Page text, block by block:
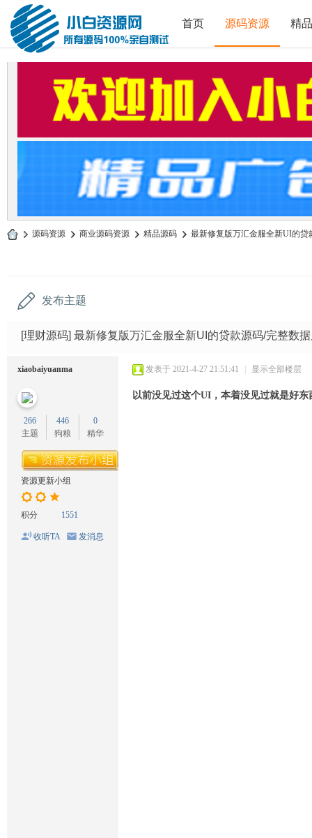
首页 源码资源 精
» 源码资源 › 商业源码资源 › 精品源码 › 最新修复版万汇金服全新UI的贷
发布主题
[理财源码] 最新修复版万汇金服全新UI的贷款源码/完整数
xiaobaiyuanma
266
主题
446
狗粮
0
精华
资源更新小组
积分 1551
收听TA 发消息
发表于 2021-4-27 21:51:41 | 显示全部楼层
以前没见过这个UI，本着没见过就是好